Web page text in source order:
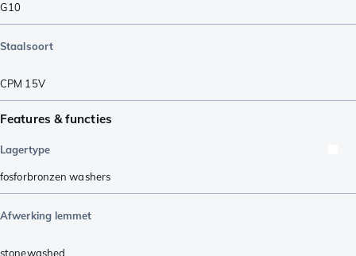
G10
Staalsoort
CPM 15V
Features & functies
Lagertype
fosforbronzen washers
Afwerking lemmet
stonewashed